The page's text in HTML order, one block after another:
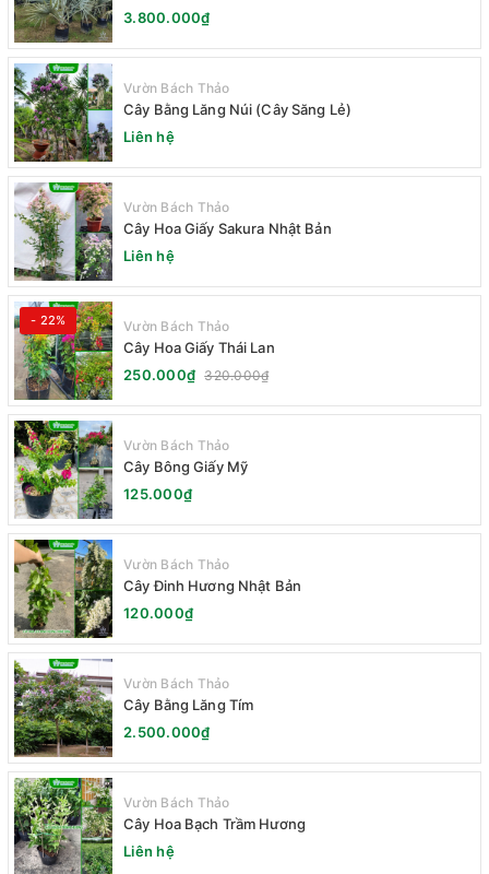
3.800.000₫
Vườn Bách Thảo
Cây Bằng Lăng Núi (Cây Săng Lẻ)
Liên hệ
Vườn Bách Thảo
Cây Hoa Giấy Sakura Nhật Bản
Liên hệ
- 22% Vườn Bách Thảo
Cây Hoa Giấy Thái Lan
250.000₫ 320.000₫
Vườn Bách Thảo
Cây Bông Giấy Mỹ
125.000₫
Vườn Bách Thảo
Cây Đinh Hương Nhật Bản
120.000₫
Vườn Bách Thảo
Cây Bằng Lăng Tím
2.500.000₫
Vườn Bách Thảo
Cây Hoa Bạch Trầm Hương
Liên hệ